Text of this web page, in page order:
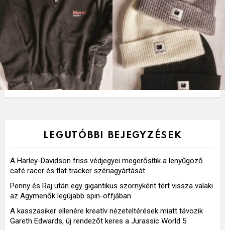
LEGUTÓBBI BEJEGYZÉSEK
A Harley-Davidson friss védjegyei megerősítik a lenyűgöző
café racer és flat tracker szériagyártását
Penny és Raj után egy gigantikus szörnyként tért vissza valaki
az Agymenők legújabb spin-offjában
A kasszasiker ellenére kreatív nézeteltérések miatt távozik
Gareth Edwards, új rendezőt keres a Jurassic World 5